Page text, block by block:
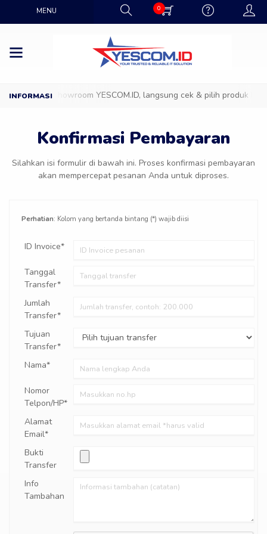
MENU 0
Datang ke Showroom YESCOM.ID, langsung cek & pilih produk IT
Konfirmasi Pembayaran
Silahkan isi formulir di bawah ini. Proses konfirmasi pembayaran
akan mempercepat pesanan Anda untuk diproses.
Perhatian: Kolom yang bertanda bintang (*) wajib diisi
ID Invoice*
Tanggal
Transfer*
Jumlah
Transfer*
Tujuan
Transfer*
Nama*
Nomor
Telpon/HP*
Alamat
Email*
Bukti
Transfer
Info
Tambahan